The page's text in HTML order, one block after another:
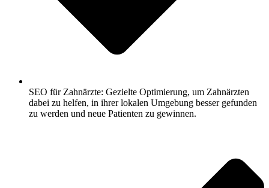
SEO für Zahnärzte: Gezielte Optimierung, um Zahnärzten
dabei zu helfen, in ihrer lokalen Umgebung besser gefunden
zu werden und neue Patienten zu gewinnen.